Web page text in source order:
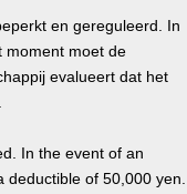
en gereguleerd. In
moment moet de
evalueert dat het
In the event of an
of 50,000 yen.